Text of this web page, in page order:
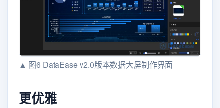
▲ 图6 DataEase v2.0版本数据大屏制作界面
更优雅